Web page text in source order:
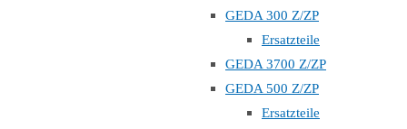
GEDA 300 Z/ZP
Ersatzteile
GEDA 3700 Z/ZP
GEDA 500 Z/ZP
Ersatzteile